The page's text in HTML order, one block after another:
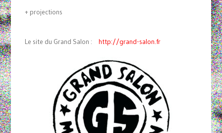
+ projections
Le site du Grand Salon : http://grand-salon.fr